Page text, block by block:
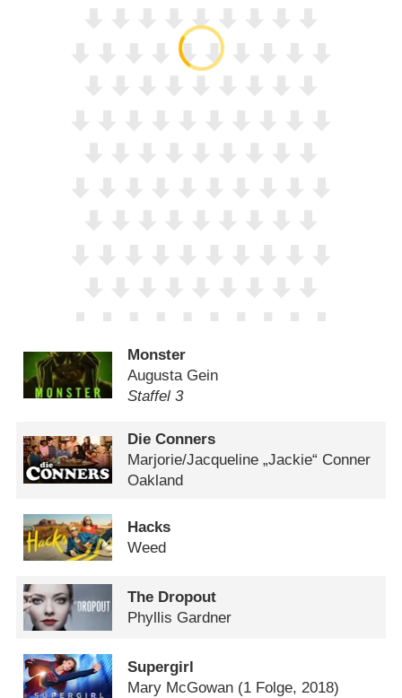
Monster
Augusta Gein
Staffel 3
Die Conners
Marjorie/​Jacqueline „Jackie“ Conner
Oakland
Hacks
Weed
The Dropout
Phyllis Gardner
Supergirl
Mary McGowan (1 Folge, 2018)